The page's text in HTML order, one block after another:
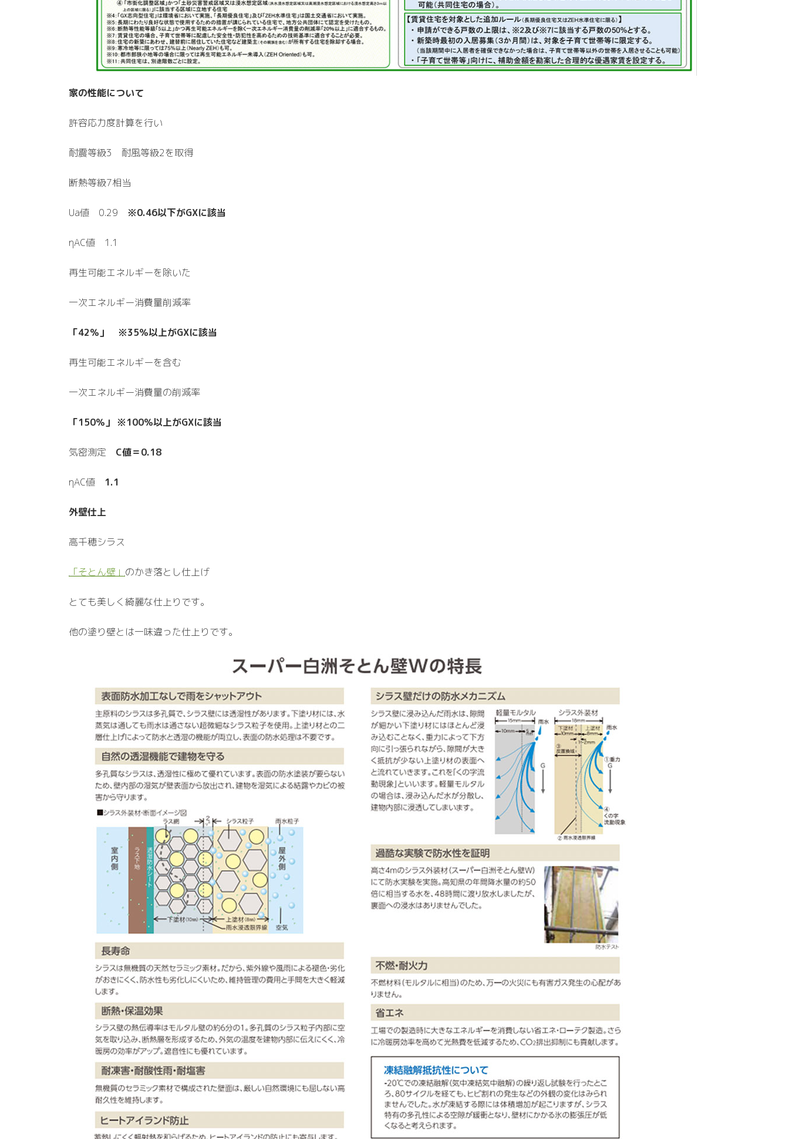
家の性能について
許容応力度計算を行い
耐震等級3 耐風等級2を取得
断熱等級7相当
Ua値 0.29 ※0.46以下がGXに該当
ηAC値 1.1
再生可能エネルギーを除いた
一次エネルギー消費量削減率
「42％」 ※35％以上がGXに該当
再生可能エネルギーを含む
一次エネルギー消費量の削減率
「150％」 ※100％以上がGXに該当
気密測定 C値＝0.18
ηAC値 1.1
外壁仕上
高千穂シラス
「そとん壁」のかき落とし仕上げ
とても美しく綺麗な仕上りです。
他の塗り壁とは一味違った仕上りです。